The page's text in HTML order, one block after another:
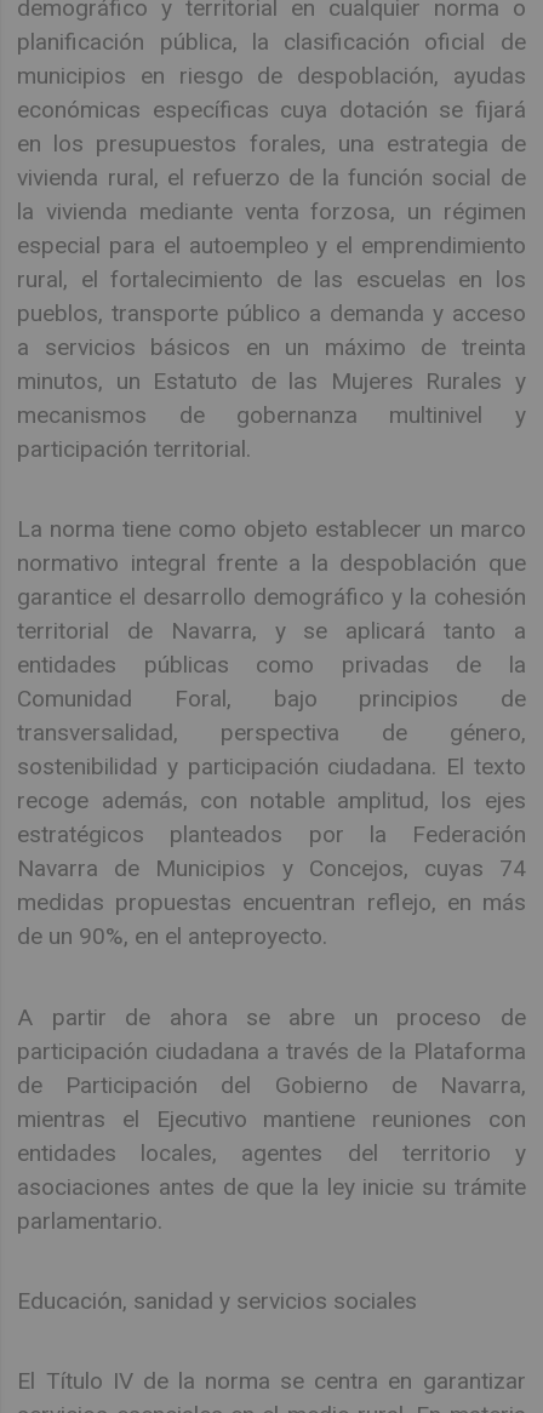
demográfico y territorial en cualquier norma o
planificación pública, la clasificación oficial de
municipios en riesgo de despoblación, ayudas
económicas específicas cuya dotación se fijará
en los presupuestos forales, una estrategia de
vivienda rural, el refuerzo de la función social de
la vivienda mediante venta forzosa, un régimen
especial para el autoempleo y el emprendimiento
rural, el fortalecimiento de las escuelas en los
pueblos, transporte público a demanda y acceso
a servicios básicos en un máximo de treinta
minutos, un Estatuto de las Mujeres Rurales y
mecanismos de gobernanza multinivel y
participación territorial.
La norma tiene como objeto establecer un marco
normativo integral frente a la despoblación que
garantice el desarrollo demográfico y la cohesión
territorial de Navarra, y se aplicará tanto a
entidades públicas como privadas de la
Comunidad Foral, bajo principios de
transversalidad, perspectiva de género,
sostenibilidad y participación ciudadana. El texto
recoge además, con notable amplitud, los ejes
estratégicos planteados por la Federación
Navarra de Municipios y Concejos, cuyas 74
medidas propuestas encuentran reflejo, en más
de un 90%, en el anteproyecto.
A partir de ahora se abre un proceso de
participación ciudadana a través de la Plataforma
de Participación del Gobierno de Navarra,
mientras el Ejecutivo mantiene reuniones con
entidades locales, agentes del territorio y
asociaciones antes de que la ley inicie su trámite
parlamentario.
Educación, sanidad y servicios sociales
El Título IV de la norma se centra en garantizar